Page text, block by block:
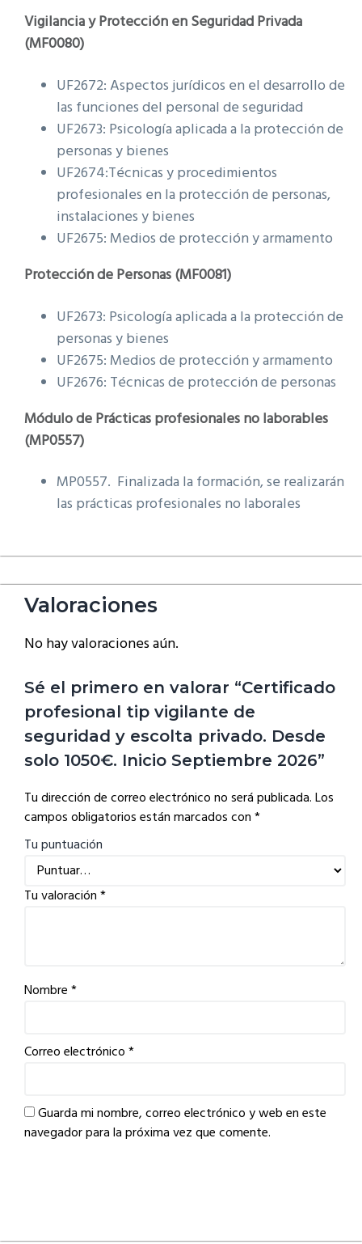
Vigilancia y Protección en Seguridad Privada
(MF0080)
UF2672: Aspectos jurídicos en el desarrollo de
las funciones del personal de seguridad
UF2673: Psicología aplicada a la protección de
personas y bienes
UF2674:Técnicas y procedimientos
profesionales en la protección de personas,
instalaciones y bienes
UF2675: Medios de protección y armamento
Protección de Personas (MF0081)
UF2673: Psicología aplicada a la protección de
personas y bienes
UF2675: Medios de protección y armamento
UF2676: Técnicas de protección de personas
Módulo de Prácticas profesionales no laborables
(MP0557)
MP0557. Finalizada la formación, se realizarán
las prácticas profesionales no laborales
Valoraciones
No hay valoraciones aún.
Sé el primero en valorar “Certificado
profesional tip vigilante de
seguridad y escolta privado. Desde
solo 1050€. Inicio Septiembre 2026”
Tu dirección de correo electrónico no será publicada.Los
campos obligatorios están marcados con*
Tu puntuación
Tu valoración*
Nombre*
Correo electrónico*
Guarda mi nombre, correo electrónico y web en este
navegador para la próxima vez que comente.